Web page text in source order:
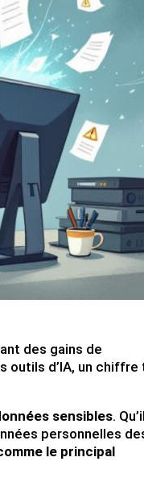
des gains de
outils d’IA, un chiffre
sensibles. Qu’il
personnelles
le principal